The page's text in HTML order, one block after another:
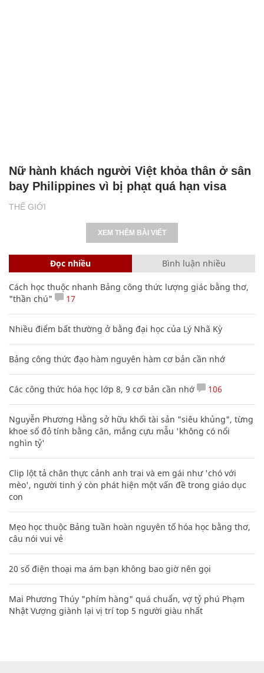
THẾ GIỚI
Nữ hành khách người Việt khỏa thân ở sân
bay Philippines vì bị phạt quá hạn visa
XEM THÊM BÀI VIẾT
Đọc nhiều Bình luận nhiều
Cách học thuộc nhanh Bảng công thức lượng giác bằng thơ,
"thần chú"
17
Nhiều điểm bất thường ở bằng đại học của Lý Nhã Kỳ
Bảng công thức đạo hàm nguyên hàm cơ bản cần nhớ
Các công thức hóa học lớp 8, 9 cơ bản cần nhớ 106
Nguyễn Phương Hằng sở hữu khối tài sản "siêu khủng", từng
khoe sổ đỏ tính bằng cân, mắng cựu mẫu 'không có nổi
nghìn tỷ'
Clip lột tả chân thực cảnh anh trai và em gái như 'chó với
mèo', người tinh ý còn phát hiện một vấn đề trong giáo dục
con
Mẹo học thuộc Bảng tuần hoàn nguyên tố hóa học bằng thơ,
câu nói vui vẻ
20 số điện thoại ma ám bạn không bao giờ nên gọi
Mai Phương Thúy "phím hàng" quá chuẩn, vợ tỷ phú Phạm
Nhật Vượng giành lại vị trí top 5 người giàu nhất